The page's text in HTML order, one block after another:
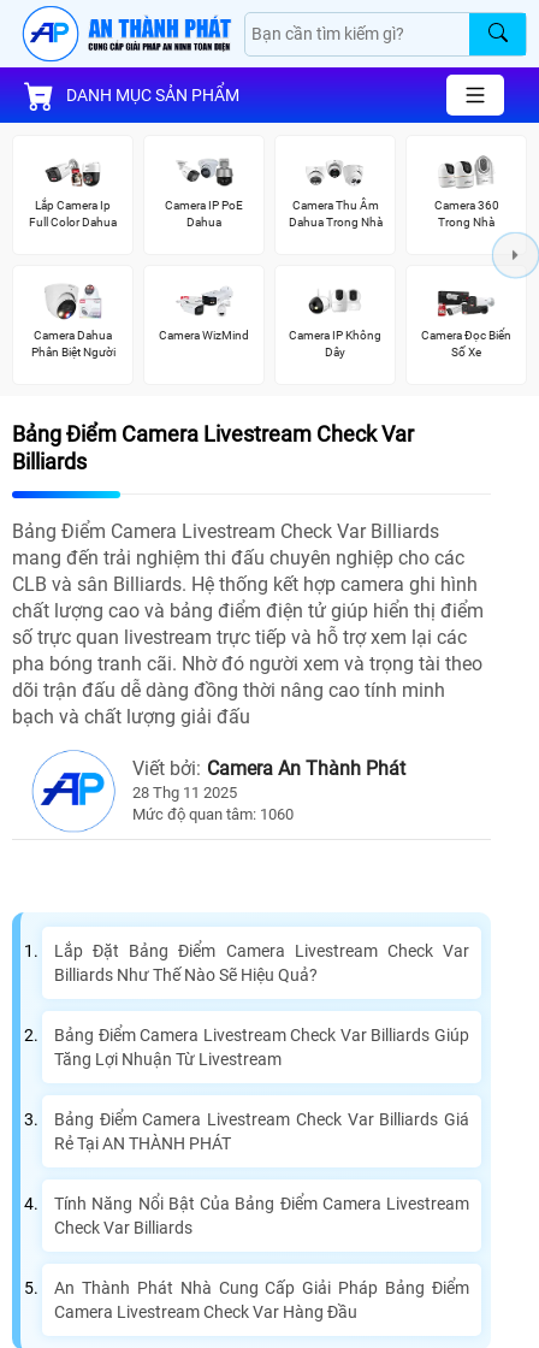
DANH MỤC SẢN PHẨM
Lắp Camera Ip
Full Color Dahua
Camera IP PoE
Dahua
Camera Thu Âm
Dahua Trong Nhà
Camera 360
Trong Nhà
Camera Dahua
Phân Biệt Người
Camera WizMind
Camera IP Không
Dây
Camera Đọc Biển
Số Xe
Bảng Điểm Camera Livestream Check Var
Billiards
Bảng Điểm Camera Livestream Check Var Billiards
mang đến trải nghiệm thi đấu chuyên nghiệp cho các
CLB và sân Billiards. Hệ thống kết hợp camera ghi hình
chất lượng cao và bảng điểm điện tử giúp hiển thị điểm
số trực quan livestream trực tiếp và hỗ trợ xem lại các
pha bóng tranh cãi. Nhờ đó người xem và trọng tài theo
dõi trận đấu dễ dàng đồng thời nâng cao tính minh
bạch và chất lượng giải đấu
Viết bởi: Camera An Thành Phát
28 Thg 11 2025
Mức độ quan tâm: 1060
Lắp Đặt Bảng Điểm Camera Livestream Check Var
Billiards Như Thế Nào Sẽ Hiệu Quả?
Bảng Điểm Camera Livestream Check Var Billiards Giúp
Tăng Lợi Nhuận Từ Livestream
Bảng Điểm Camera Livestream Check Var Billiards Giá
Rẻ Tại AN THÀNH PHÁT
Tính Năng Nổi Bật Của Bảng Điểm Camera Livestream
Check Var Billiards
An Thành Phát Nhà Cung Cấp Giải Pháp Bảng Điểm
Camera Livestream Check Var Hàng Đầu